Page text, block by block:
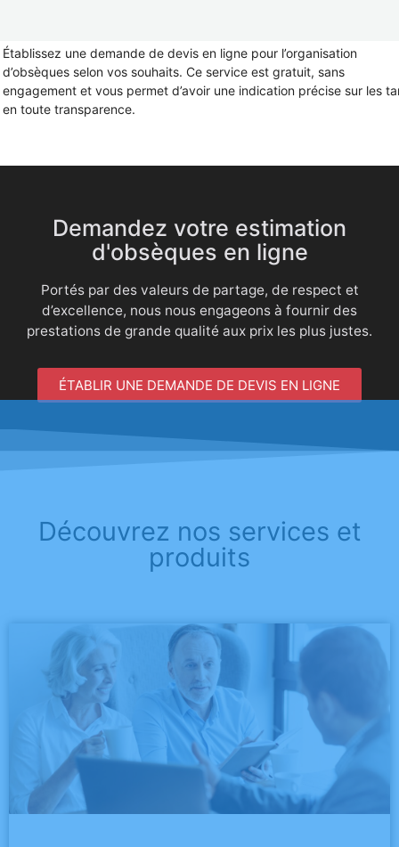
Établissez une demande de devis en ligne pour l’organisation
d’obsèques selon vos souhaits. Ce service est gratuit, sans
engagement et vous permet d’avoir une indication précise sur les
en toute transparence.
Demandez votre estimation
d'obsèques en ligne
Portés par des valeurs de partage, de respect et
d’excellence, nous nous engageons à fournir des
prestations de grande qualité aux prix les plus justes.
ÉTABLIR UNE DEMANDE DE DEVIS EN LIGNE
Découvrez nos services et
produits